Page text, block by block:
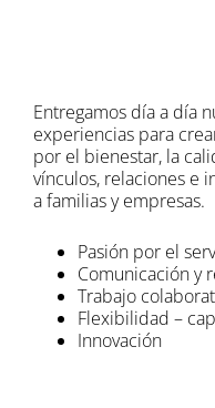
Entregamos día a día
experiencias para
por el bienestar, la
vínculos, relaciones e
a familias y empresas.
Pasión por el
Comunicación y
Trabajo
Flexibilidad –
Innovación